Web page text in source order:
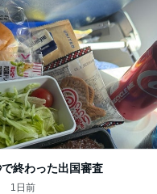
終わった出国審査
1日前